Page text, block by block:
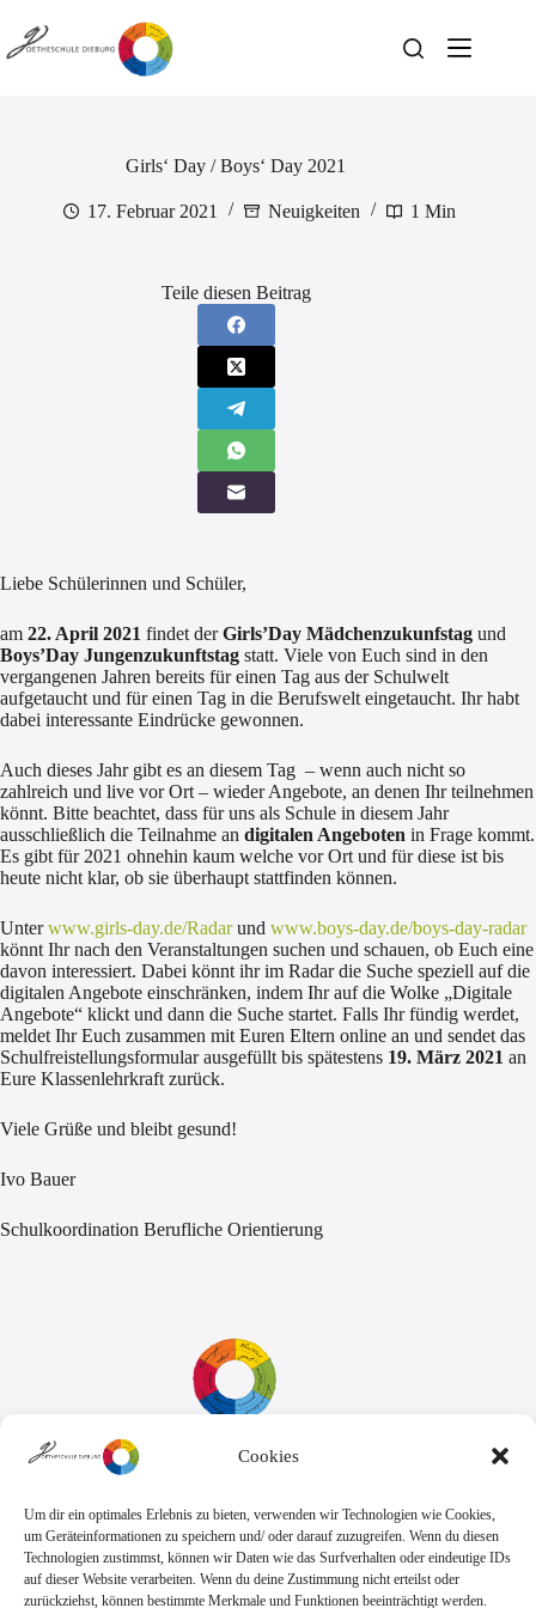
Cookies
Um dir ein optimales Erlebnis zu bieten, verwenden wir Technologien wie Cookies,
um Geräteinformationen zu speichern und/ oder darauf zuzugreifen. Wenn du diesen
Technologien zustimmst, können wir Daten wie das Surfverhalten oder eindeutige IDs
auf dieser Website verarbeiten. Wenn du deine Zustimmung nicht erteilst oder
zurückziehst, können bestimmte Merkmale und Funktionen beeinträchtigt werden.
Inhalt
springen
Girls‘ Day / Boys‘ Day 2021
17. Februar 2021 Neuigkeiten 1 Min
Teile diesen Beitrag
Liebe Schülerinnen und Schüler,
am 22. April 2021 findet derGirls’Day Mädchenzukunfstag und
Boys’Day Jungenzukunftstag statt. Viele von Euch sind in den
vergangenen Jahren bereits für einen Tag aus der Schulwelt
aufgetaucht und für einen Tag in die Berufswelt eingetaucht. Ihr habt
dabei interessante Eindrücke gewonnen.
Auch dieses Jahr gibt es an diesem Tag – wenn auch nicht so
zahlreich und live vor Ort – wieder Angebote, an denen Ihr teilnehmen
könnt. Bitte beachtet, dass für uns als Schule in diesem Jahr
ausschließlich die Teilnahme an digitalen Angeboten in Frage kommt.
Es gibt für 2021 ohnehin kaum welche vor Ort und für diese ist bis
heute nicht klar, ob sie überhaupt stattfinden können.
Unterwww.girls-day.de/Radarund www.boys-day.de/boys-day-radar
könnt Ihr nach den Veranstaltungen suchen und schauen, ob Euch eine
davon interessiert. Dabei könnt ihr im Radar die Suche speziell auf die
digitalen Angebote einschränken, indem Ihr auf die Wolke „Digitale
Angebote“ klickt und dann die Suche startet. Falls Ihr fündig werdet,
meldet Ihr Euch zusammen mit Euren Eltern online an und sendet das
Schulfreistellungsformular ausgefüllt bis spätestens 19. März 2021 an
Eure Klassenlehrkraft zurück.
Viele Grüße und bleibt gesund!
Ivo Bauer
Schulkoordination Berufliche Orientierung
Sekretariat:
Freitag: 7.45 Uhr bis 13.00 Uhr
E-Mail:
sekretariat@goethe.schule
Telefon
+49 6071 9888 0
Fax
+49 6071 9888 50